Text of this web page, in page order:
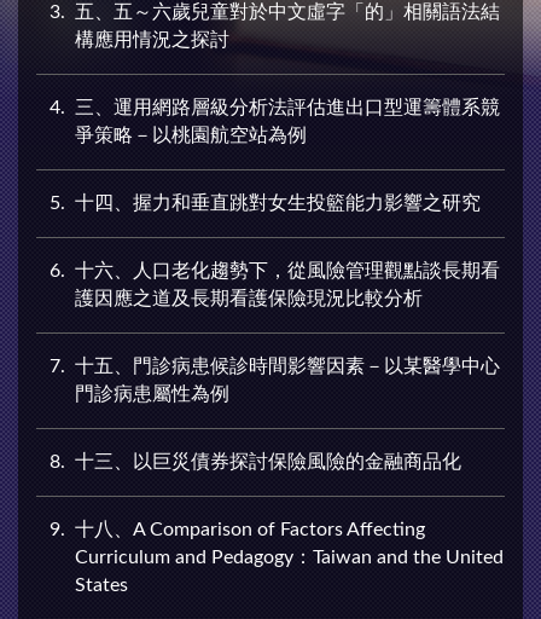
3
五、五～六歲兒童對於中文虛字「的」相關語法結
構應用情況之探討
4
三、運用網路層級分析法評估進出口型運籌體系競
爭策略－以桃園航空站為例
5 十四、握力和垂直跳對女生投籃能力影響之研究
6
十六、人口老化趨勢下，從風險管理觀點談長期看
護因應之道及長期看護保險現況比較分析
7
十五、門診病患候診時間影響因素－以某醫學中心
門診病患屬性為例
8 十三、以巨災債券探討保險風險的金融商品化
9
十八、A Comparison of Factors Affecting
Curriculum and Pedagogy：Taiwan and the United
States